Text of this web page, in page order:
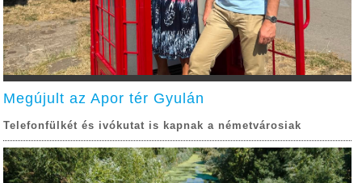
Megújult az Apor tér Gyulán
Telefonfülkét és ivókutat is kapnak a németvárosiak